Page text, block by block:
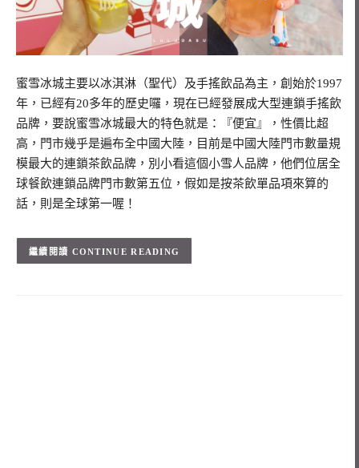
蜜雪冰城主要以冰淇淋（聖代）及手搖飲品為主，創始於1997
年，已經有20多年的歷史囉，現在已經發展成大型連鎖手搖飲
品牌，要說蜜雪冰城最大的特色就是：『便宜』，性價比超
高，門市幾乎是遍布全中國大陸，目前是中國大陸門市數量規
模最大的連鎖茶飲品牌，別小看這個小雪人品牌，他們位居全
球餐飲連鎖品牌門市數第五位，假如是按茶飲單品項來算的
話，則是全球第一喔！
CONTINUE READING